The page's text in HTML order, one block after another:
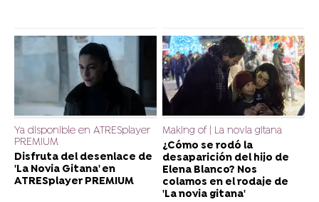
Ya disponible en ATRESplayer
PREMIUM
Disfruta del desenlace de
'La Novia Gitana' en
ATRESplayer PREMIUM
Making of | La novia gitana
¿Cómo se rodó la
desaparición del hijo de
Elena Blanco? Nos
colamos en el rodaje de
'La novia gitana'